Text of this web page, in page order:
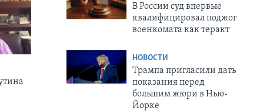
В России суд впервые
квалифицировал поджог
военкомата как теракт
НОВОСТИ
Трампа пригласили дать
показания перед
большим жюри в Нью-
Йорке